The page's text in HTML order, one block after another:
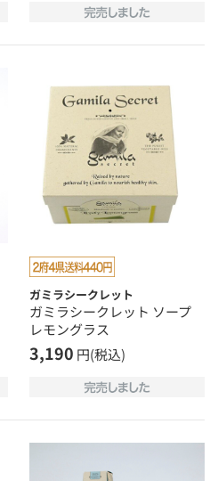
ガミラシークレット
ガミラシークレット ソープ
レモングラス
3,190 円(税込)